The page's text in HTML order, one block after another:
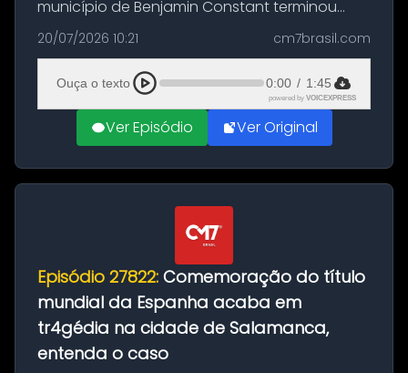
município de Benjamin Constant terminou
com a apreensão de aproximadamente 115
quilos de entorpecentes em uma
embarcação atracada no porto da cidade. O
materia...
20/07/2026 10:21 cm7brasil.com
Ouça o texto 0:00 / 1:45
powered by VOICEXPRESS
Ver Episódio Ver Original
Episódio 27822: Comemoração do título
mundial da Espanha acaba em
tr4gédia na cidade de Salamanca,
entenda o caso